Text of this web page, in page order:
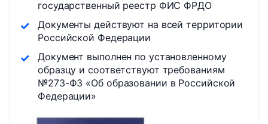
государственный реестр ФИС ФРДО
Документы действуют на всей территории
Российской Федерации
Документ выполнен по установленному
образцу и соответствуют требованиям
№273-ФЗ «Об образовании в Российской
Федерации»